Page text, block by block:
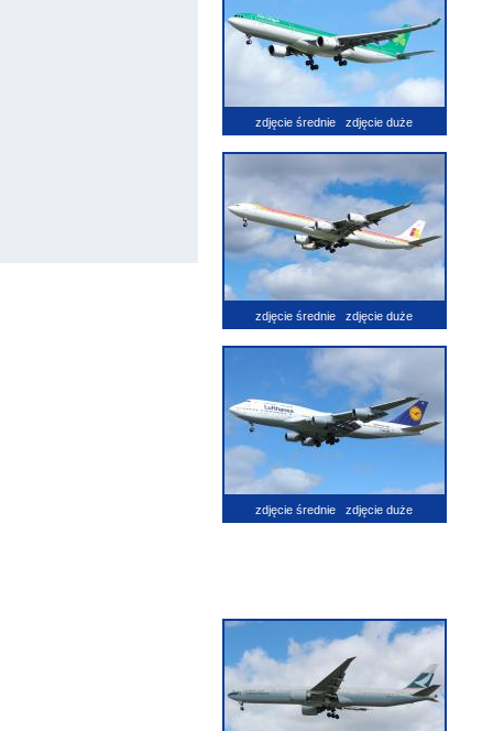
zdjęcie średnie zdjęcie duże
zdjęcie średnie zdjęcie duże
zdjęcie średnie zdjęcie duże